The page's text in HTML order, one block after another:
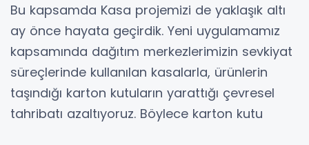
Bu kapsamda Kasa projemizi de yaklaşık altı
ay önce hayata geçirdik. Yeni uygulamamız
kapsamında dağıtım merkezlerimizin sevkiyat
süreçlerinde kullanılan kasalarla, ürünlerin
taşındığı karton kutuların yarattığı çevresel
tahribatı azaltıyoruz. Böylece karton kutu